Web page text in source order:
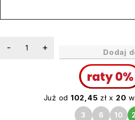
Dodaj
Już od 102,45 zł x 20
3 6 10